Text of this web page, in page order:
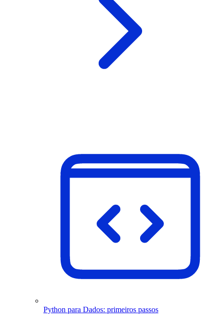
Python para Dados: primeiros passos